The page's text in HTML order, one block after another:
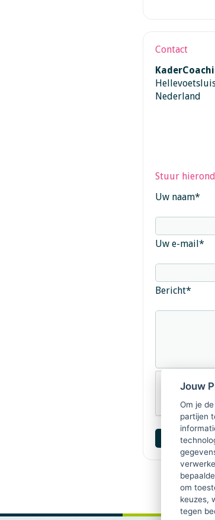
Contact
Nederland
Stuur
Uw naam*
Uw e-mail*
Bericht*
Jouw
Om je
partijen
om
keuzes,
tegen